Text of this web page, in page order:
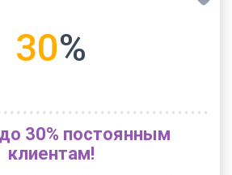
30%
30% постоянным
клиентам!